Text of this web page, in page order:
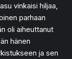
vinkaisi hiljaa,
parhaan
oli aiheuttanut
hänen
ja sen